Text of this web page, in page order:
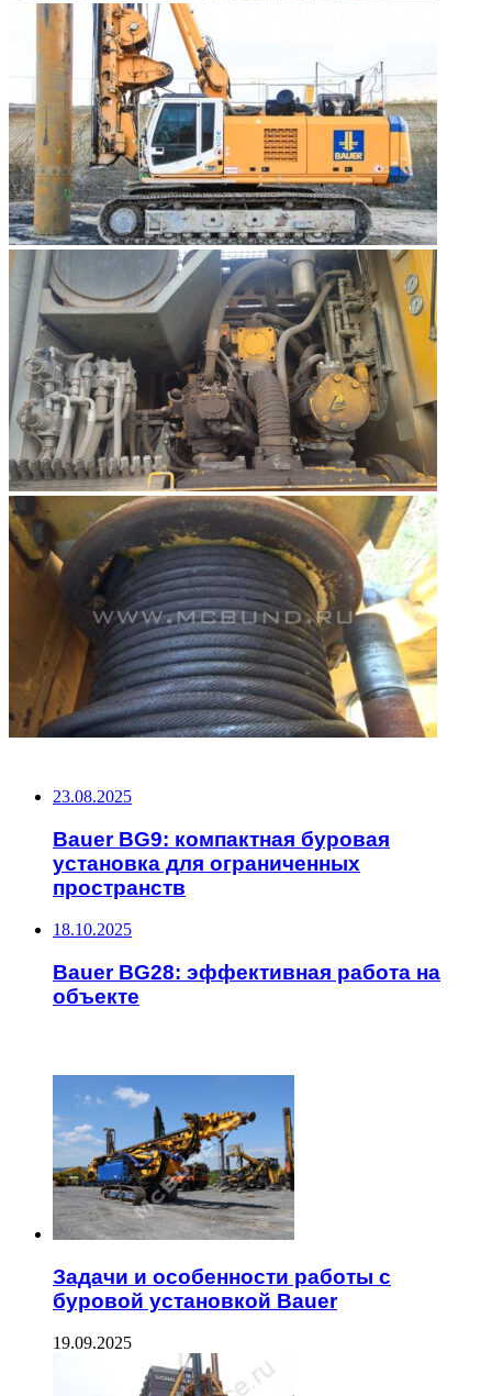
23.08.2025
Bauer BG9: компактная буровая
установка для ограниченных
пространств
18.10.2025
Bauer BG28: эффективная работа на
объекте
Задачи и особенности работы с
буровой установкой Bauer
19.09.2025